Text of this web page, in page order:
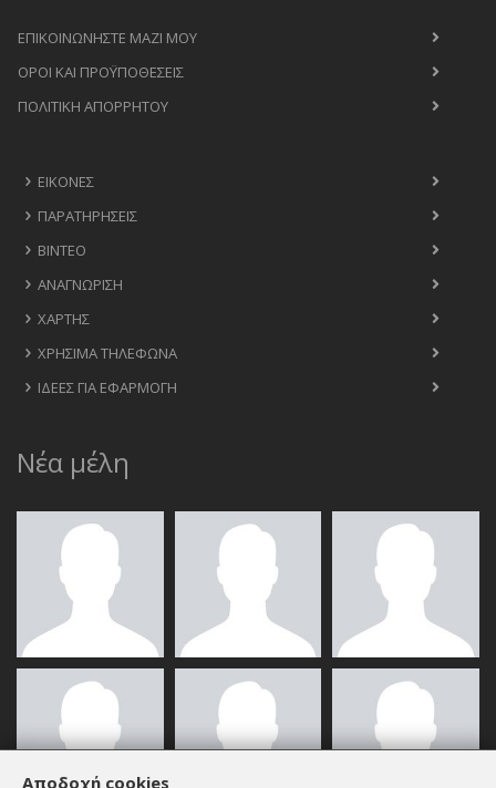
ΕΠΙΚΟΙΝΩΝΉΣΤΕ ΜΑΖΊ ΜΟΥ
ΟΡΟΙ ΚΑΙ ΠΡΟΫΠΟΘΈΣΕΙΣ
ΠΟΛΙΤΙΚΉ ΑΠΟΡΡΉΤΟΥ
ΕΙΚΌΝΕΣ
ΠΑΡΑΤΗΡΉΣΕΙΣ
ΒΊΝΤΕΟ
ΑΝΑΓΝΏΡΙΣΗ
ΧΆΡΤΗΣ
ΧΡΉΣΙΜΑ ΤΗΛΈΦΩΝΑ
ΙΔΈΕΣ ΓΙΑ ΕΦΑΡΜΟΓΉ
Νέα μέλη
Αποδοχή cookies